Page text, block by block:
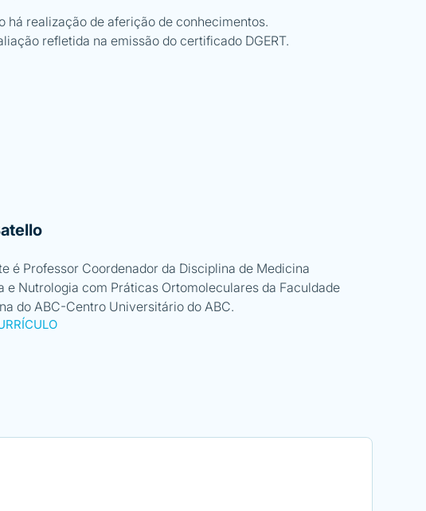
há realização de aferição de conhecimentos.
refletida na emissão do certificado DGERT.
é Professor Coordenador da Disciplina de Medicina
e Nutrologia com Práticas Ortomoleculares da Faculdade
do ABC-Centro Universitário do ABC.